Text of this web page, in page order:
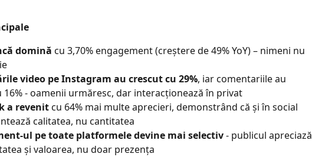
domină cu 3,70% engagement (creștere de 49% YoY) – nimeni nu
video pe Instagram au crescut cu 29%, iar comentariile au
16% - oamenii urmăresc, dar interacționează în privat
a revenit cu 64% mai multe aprecieri, demonstrând că și în social
calitatea, nu cantitatea
ul pe toate platformele devine mai selectiv - publicul apreciază
și valoarea, nu doar prezența